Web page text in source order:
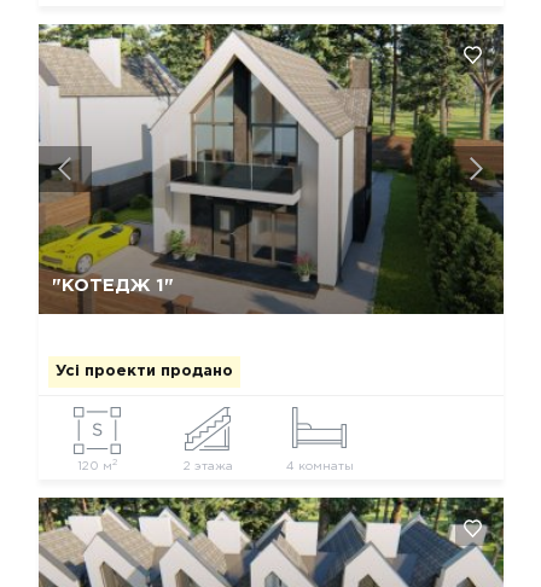
"КОТЕДЖ 1"
Усі проекти продано
120 м 2 2 этажа 4 комнаты
Так, видалити Відміна